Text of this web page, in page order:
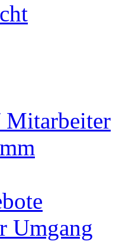
Mitarbeiter
Umgang